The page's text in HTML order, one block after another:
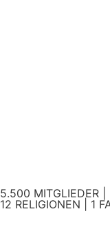
5.500 MITGLIEDER |
12 RELIGIONEN | 1